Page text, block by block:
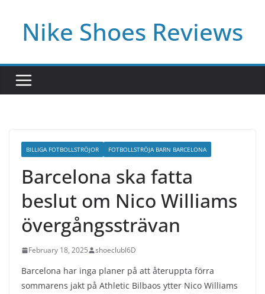
contentNike Shoes Reviews
BILLIGA FOTBOLLSTRÖJOR FOTBOLLSTRÖJA BARN BARCELONA
Barcelona ska fatta
beslut om Nico Williams
övergångssträvan
February 18, 2025 shoeclubl6D
Barcelona har inga planer på att återuppta förra
sommarens jakt på Athletic Bilbaos ytter Nico Williams